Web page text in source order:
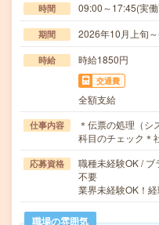
時間 09:00～17:45(実
期間 2026年10月上旬
時給 時給1850円
交通費
全額支給
仕事内容
＊伝票の処理（シ
科目のチェック＊
応募資格
職種未経験OK / ブ
不要
業界未経験OK！
職場の雰囲気